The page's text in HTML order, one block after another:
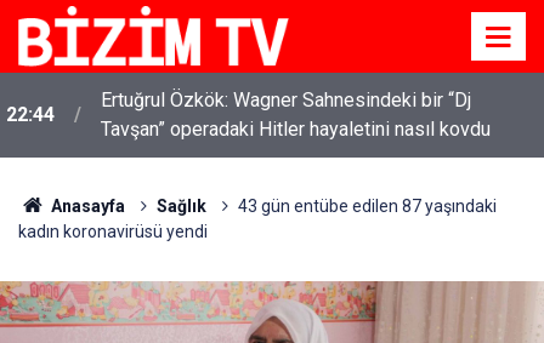
11:12
“İzmir'de zeybek bilmeyen kalmasın” çağrısı 500
kişilik topluluğa dönüştü
Anasayfa Sağlık
43 gün entübe edilen 87 yaşındaki
kadın koronavirüsü yendi